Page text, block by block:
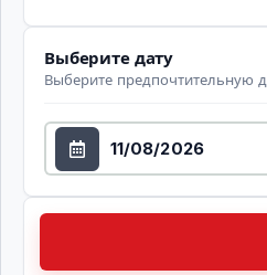
Выберите дату
Выберите предпочтительную
Выберите дату
Проверить доступность